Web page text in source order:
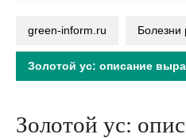
green-inform.ru Болезни
Золотой ус: описание
Золотой ус: